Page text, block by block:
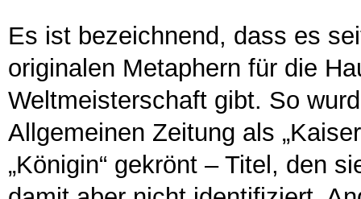
Es ist bezeichnend, dass es
originalen Metaphern für die
Weltmeisterschaft gibt. So
Allgemeinen Zeitung als
„Königin“ gekrönt – Titel, den